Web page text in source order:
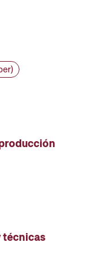
técnicas